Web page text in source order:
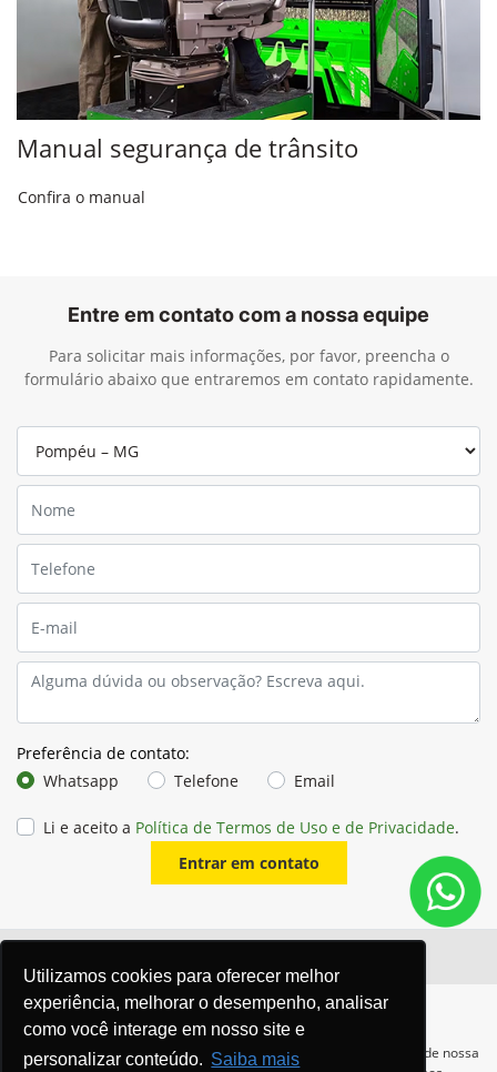
Utilizamos cookies para oferecer melhor
experiência, melhorar o desempenho, analisar
como você interage em nosso site e
personalizar conteúdo. Saiba mais
Manual segurança de trânsito
Confira o manual
Entre em contato com a nossa equipe
Para solicitar mais informações, por favor, preencha o
formulário abaixo que entraremos em contato rapidamente.
Preferência de contato:
Whatsapp
Telefone Email
Li e aceito a Política de Termos de Uso e de Privacidade.
Entrar em contato
Para otimizar sua experiência durante a navegação, fazemos uso de nossa